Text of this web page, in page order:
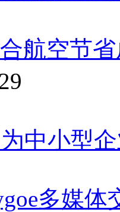
航空节
中小型
多媒体